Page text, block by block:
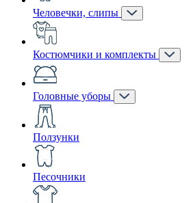
Человечки, слипы
Костюмчики и комплекты
Головные уборы
Ползунки
Песочники